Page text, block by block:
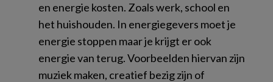
en energie kosten. Zoals werk, school en
het huishouden. In energiegevers moet je
energie stoppen maar je krijgt er ook
energie van terug. Voorbeelden hiervan zijn
muziek maken, creatief bezig zijn of